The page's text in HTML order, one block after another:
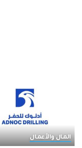
المال والأعمال